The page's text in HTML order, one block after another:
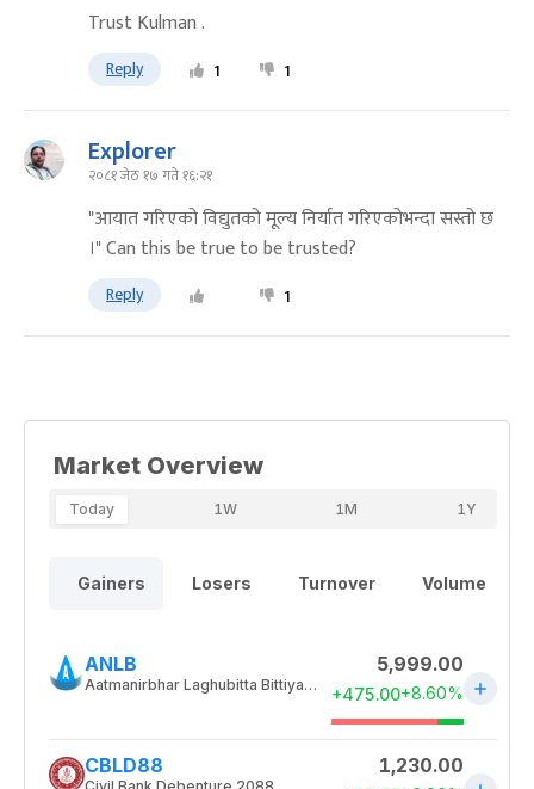
Trust Kulman .
Reply 1 1
Explorer
२०८१ जेठ १७ गते १६:२१
"आयात गरिएको विद्युतको मूल्य निर्यात गरिएकोभन्दा सस्तो छ
।" Can this be true to be trusted?
Reply 1